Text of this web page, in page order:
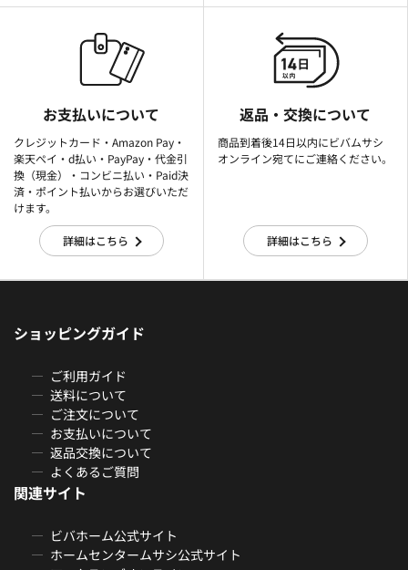
お支払いについて
クレジットカード・Amazon Pay・
楽天ぺイ・d払い・PayPay・代金引
換（現金）・コンビニ払い・Paid決
済・ポイント払いからお選びいただ
けます。
詳細はこちら
返品・交換について
商品到着後14日以内にビバムサシ
オンライン宛てにご連絡ください。
詳細はこちら
ショッピングガイド
ご利用ガイド
送料について
ご注文について
お支払いについて
返品交換について
よくあるご質問
関連サイト
ビバホーム公式サイト
ホームセンタームサシ公式サイト